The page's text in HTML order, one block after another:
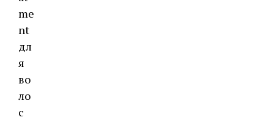
me
nt
дл
я
во
ло
с